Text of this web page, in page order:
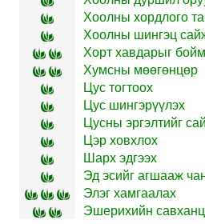
Хоолны хордлого
Хоолны шингэц
Хорт хавдарыг
Хумсны мөөгөнцөр
Цус тогтоох
Цус шингэрүүлэх
Цусны эргэлтийг
Цэр ховхлох
Шарх эдгээх
Эд эсийг агшааж
Элэг хамгаалах
Эшерихийн